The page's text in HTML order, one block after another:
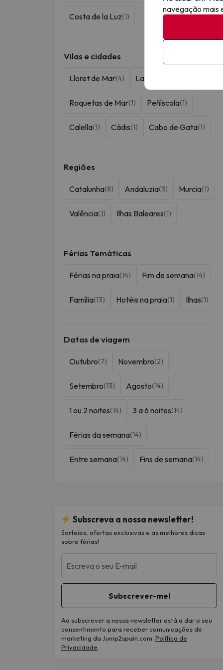
Costa de la Luz(1)
Vilas e cidades
Lloret de Mar(4) La Pineda
Roquetas de Mar(1) Peñíscola(1)
Calella(1) Cádis(1) Cabo de Gata(1)
Regiões
Catalunha(8) Andaluzia(3) Murcia(1)
Valência(1) Ilhas Baleares(1)
Férias Temáticas
Férias na praia(14) Fim de semana(14)
Família(13) Hotéis na praia(1) Ilhas(1)
Datas de viagem
Outubro(7) Novembro(2)
Setembro(13) Agosto(14)
1 ou 2 noites(14) 3 a 6 noites(14)
Férias da semana(14)
Entre semana(14) Fins de semana(14)
Subscreva a nossa newsletter!
Sorteios, ofertas exclusivas e as melhores dicas
sobre férias!
Escreva o seu E-mail
Ao subscrever a nossa newsletter está a dar o seu
consentimento para receber comunicações de
marketing da Jump2spain.com. Política de
Privacidade.
navegação mais